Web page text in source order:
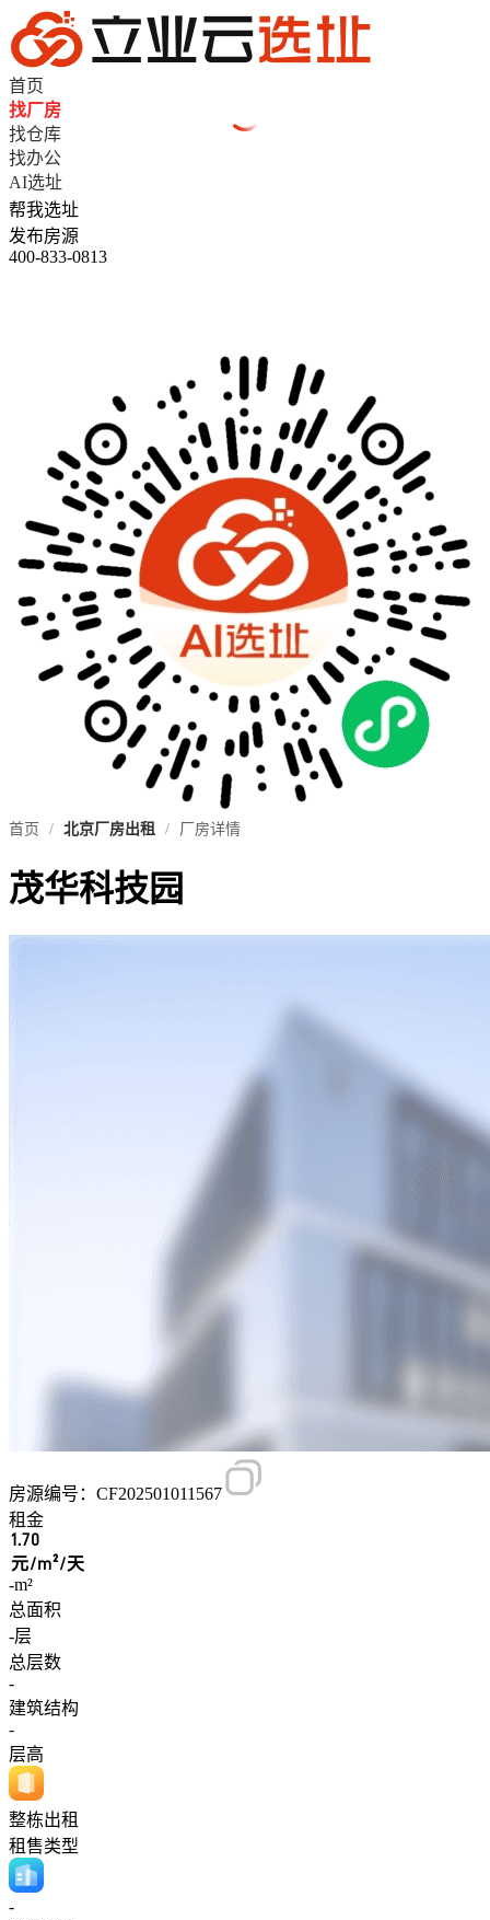
首页
找厂房
找仓库
找办公
AI选址
帮我选址
发布房源
400-833-0813
首页 / 北京厂房出租 / 厂房详情
茂华科技园
房源编号：CF202501011567
租金
1.70
元/m²/天
-m²
总面积
-层
总层数
-
建筑结构
-
层高
整栋出租
租售类型
-